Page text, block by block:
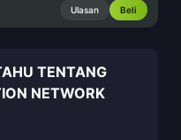
Ulasan Beli
TENTANG
NETWORK